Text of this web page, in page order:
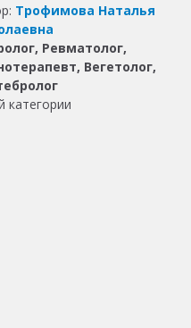
Трофимова Наталья
Ревматолог,
Вегетолог,
категории